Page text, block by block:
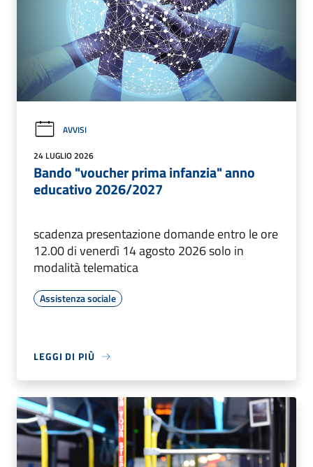
AVVISI
24 LUGLIO 2026
Bando "voucher prima infanzia" anno
educativo 2026/2027
scadenza presentazione domande entro le ore
12.00 di venerdì 14 agosto 2026 solo in
modalità telematica
Assistenza sociale
LEGGI DI PIÙ